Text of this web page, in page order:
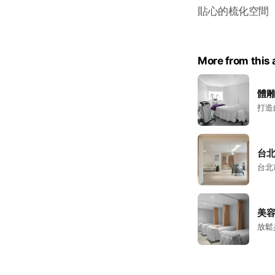
貼心的梳化空間
More from this
體
打造
台
台
美
放